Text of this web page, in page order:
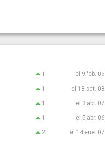
1 el 9 feb. 06
1 el 18 oct. 08
1 el 3 abr. 07
1 el 5 abr. 06
2 el 14 ene. 07